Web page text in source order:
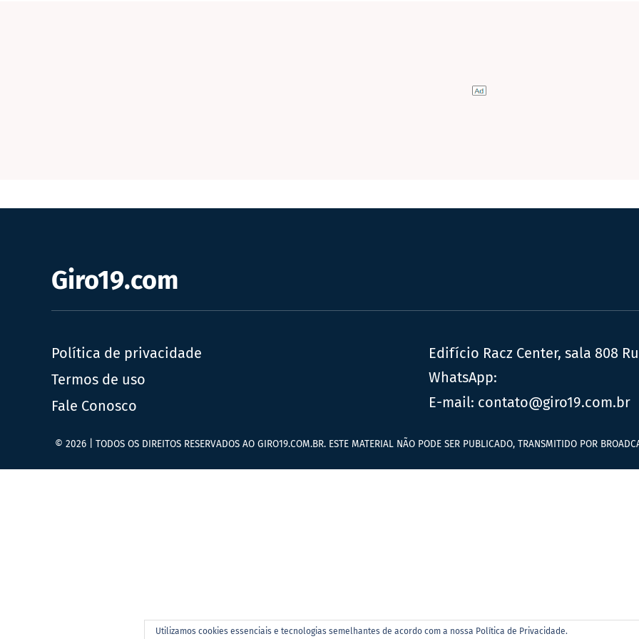
Giro19.com
Política de privacidade
Termos de uso
Fale Conosco
Edifício Racz Center, sala 808
WhatsApp:
E-mail: contato@giro19.com.br
Utilizamos cookies essenciais e tecnologias semelhantes de acordo com a nossa Política de Privacidade.
© 2026 | TODOS OS DIREITOS RESERVADOS AO GIRO19.COM.BR. ESTE MATERIAL NÃO PODE SER PUBLICADO, TRANSMITIDO POR